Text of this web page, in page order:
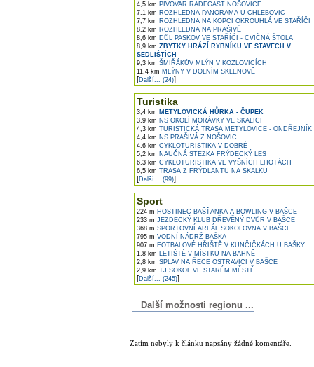
4,5 km PIVOVAR RADEGAST NOŠOVICE
7,1 km ROZHLEDNA PANORAMA U CHLEBOVIC
7,7 km ROZHLEDNA NA KOPCI OKROUHLÁ VE STAŘÍČI
8,2 km ROZHLEDNA NA PRAŠIVÉ
8,6 km DŮL PASKOV VE STAŘÍČI - CVIČNÁ ŠTOLA
8,9 km ZBYTKY HRÁZÍ RYBNÍKU VE STAVECH V
SEDLIŠTÍCH
9,3 km ŠMIŘÁKŮV MLÝN V KOZLOVICÍCH
11,4 km MLÝNY V DOLNÍM SKLENOVĚ
[Další... (24)]
Turistika
3,4 km METYLOVICKÁ HŮRKA - ČUPEK
3,9 km NS OKOLÍ MORÁVKY VE SKALICI
4,3 km TURISTICKÁ TRASA METYLOVICE - ONDŘEJNÍK
4,4 km NS PRAŠIVÁ Z NOŠOVIC
4,6 km CYKLOTURISTIKA V DOBRÉ
5,2 km NAUČNÁ STEZKA FRÝDECKÝ LES
6,3 km CYKLOTURISTIKA VE VYŠNÍCH LHOTÁCH
6,5 km TRASA Z FRÝDLANTU NA SKALKU
[Další... (99)]
Sport
224 m HOSTINEC BAŠŤANKA A BOWLING V BAŠCE
233 m JEZDECKÝ KLUB DŘEVĚNÝ DVŮR V BAŠCE
368 m SPORTOVNÍ AREÁL SOKOLOVNA V BAŠCE
795 m VODNÍ NÁDRŽ BAŠKA
907 m FOTBALOVÉ HŘIŠTĚ V KUNČIČKÁCH U BAŠKY
1,8 km LETIŠTĚ V MÍSTKU NA BAHNĚ
2,8 km SPLAV NA ŘECE OSTRAVICI V BAŠCE
2,9 km TJ SOKOL VE STARÉM MĚSTĚ
[Další... (245)]
Další možnosti regionu ...
Zatím nebyly k článku napsány žádné komentáře.